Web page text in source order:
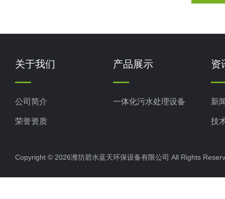
关于我们
公司简介
荣誉资质
产品展示
一体化污水处理设备
资
新
技
Copyright © 2026潍坊碧水蓝天环保设备有限公司 All Rights